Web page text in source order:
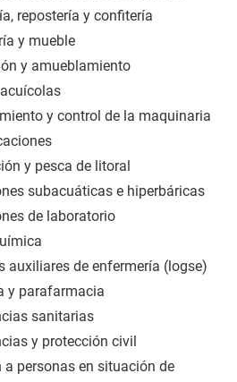
repostería y confitería
y mueble
y amueblamiento
y control de la maquinaria
y pesca de litoral
subacuáticas e hiperbáricas
de laboratorio
auxiliares de enfermería (logse)
y parafarmacia
sanitarias
y protección civil
a personas en situación de